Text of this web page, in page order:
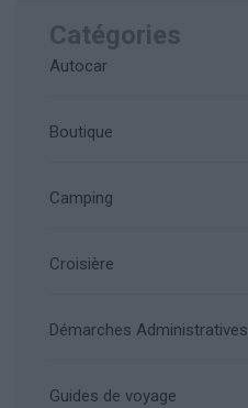
Catégories
Autocar
Boutique
Camping
Croisière
Démarches Administratives
Guides de voyage